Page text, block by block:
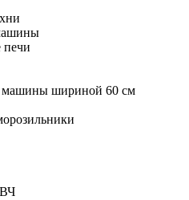
печи
машины шириной 60 см